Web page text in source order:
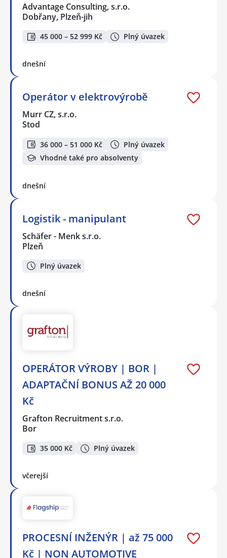
Advantage Consulting, s.r.o.
Dobřany, Plzeň-jih
45 000 – 52 999 Kč Plný úvazek
dnešní
Operátor v elektrovýrobě
Murr CZ, s.r.o.
Stod
36 000 – 51 000 Kč
Plný úvazek
Vhodné také pro absolventy
dnešní
Logistik - manipulant
Schäfer - Menk s.r.o.
Plzeň
Plný úvazek
dnešní
OPERÁTOR VÝROBY | BOR |
ADAPTAČNÍ BONUS AŽ 20 000
Kč
Grafton Recruitment s.r.o.
Bor
35 000 Kč Plný úvazek
včerejší
PROCESNÍ INŽENÝR | až 75 000
Kč | NON AUTOMOTIVE